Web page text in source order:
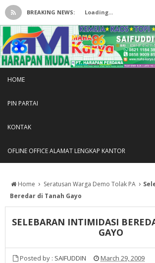
BREAKING NEWS: Loading...
HOME
PIN PARTAI
KONTAK
OFLINE OFFICE ALAMAT LENGKAP KANTOR
Home › Seratusan Warga Demo Tolak PA ›
Beredar di Tanah Gayo
SELEBARAN INTIMIDASI
GAYO
Posted by : SAIFUDDIN March 29, 2009